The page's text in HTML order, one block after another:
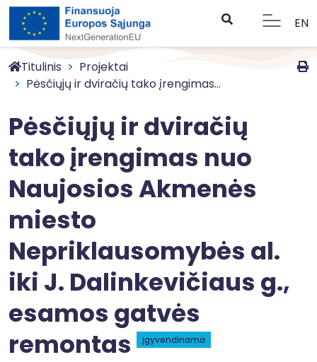
EN
Titulinis
Projektai
Pėsčiųjų ir dviračių tako įrengimas...
Pėsčiųjų ir dviračių
tako įrengimas nuo
Naujosios Akmenės
miesto
Nepriklausomybės al.
iki J. Dalinkevičiaus g.,
esamos gatvės
remontas
Įgyvendinama